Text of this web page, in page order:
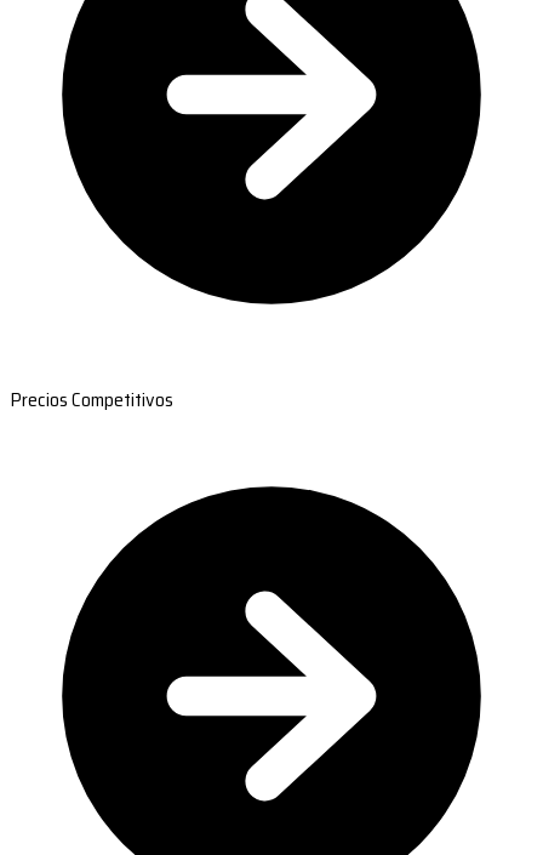
Precios Competitivos